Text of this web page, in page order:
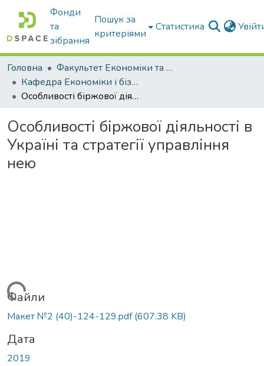
Фонди
та
зібрання
Пошук за
критеріями
Статистика
Головна
Факультет Економіки та бізнесу
Кафедра Економіки і бізнесу
Особливості біржової діяльності в Україні та стратегії управління нею
Особливості біржової діяльності в
Україні та стратегії управління
нею
Файли
Макет №2 (40)-124-129.pdf(607.38 KB)
Дата
2019